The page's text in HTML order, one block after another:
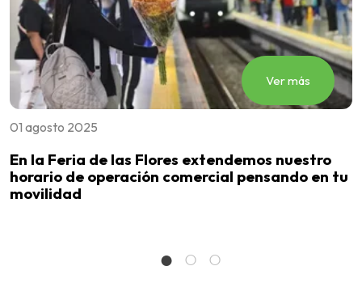
Ver más
01 agosto 2025
En la Feria de las Flores extendemos nuestro
horario de operación comercial pensando en tu
movilidad